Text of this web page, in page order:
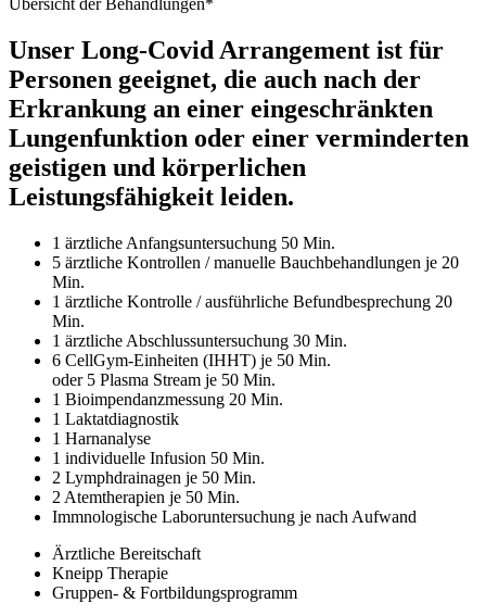
Unser Long-Covid Arrangement ist für
Personen geeignet, die auch nach der
Erkrankung an einer eingeschränkten
Lungenfunktion oder einer verminderten
geistigen und körperlichen
Leistungsfähigkeit leiden.
1 ärztliche Anfangsuntersuchung 50 Min.
5 ärztliche Kontrollen / manuelle Bauchbehandlungen je 20
Min.
1 ärztliche Kontrolle / ausführliche Befundbesprechung 20
Min.
1 ärztliche Abschlussuntersuchung 30 Min.
6 CellGym-Einheiten (IHHT) je 50 Min.
oder 5 Plasma Stream je 50 Min.
1 Bioimpendanzmessung 20 Min.
1 Laktatdiagnostik
1 Harnanalyse
1 individuelle Infusion 50 Min.
2 Lymphdrainagen je 50 Min.
2 Atemtherapien je 50 Min.
Immnologische Laboruntersuchung je nach Aufwand
Ärztliche Bereitschaft
Kneipp Therapie
Gruppen- & Fortbildungsprogramm